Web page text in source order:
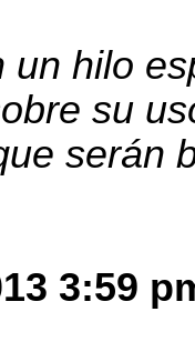
un hilo
su
serán
3:59